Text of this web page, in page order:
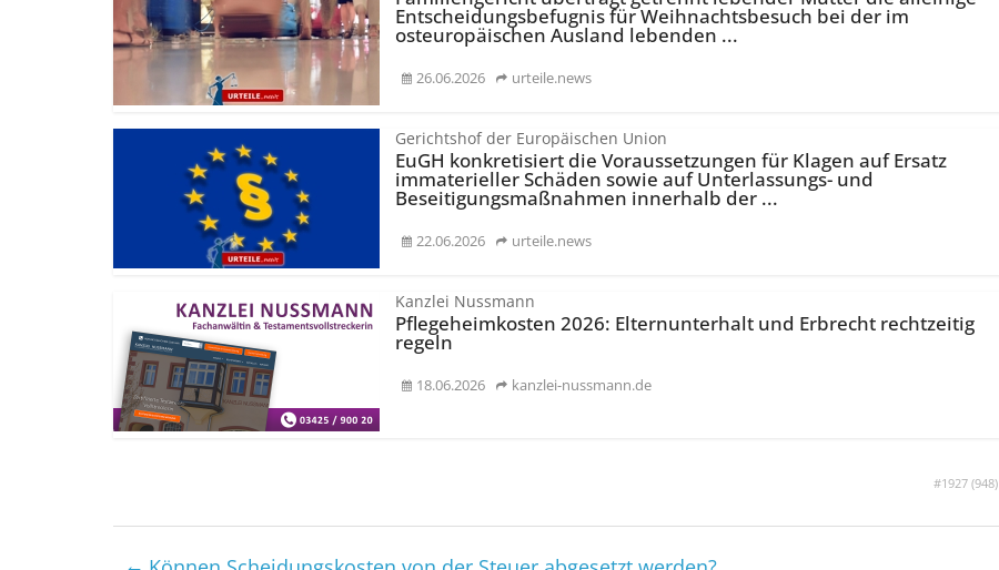
#1927 (948)
Entscheidungs­befugnis für Weihnachtsbesuch bei der im
osteuropäischen Ausland lebenden ...
26.06.2026 urteile.news
Gerichtshof der Europäischen Union
EuGH konkretisiert die Voraussetzungen für Klagen auf Ersatz
immaterieller Schäden sowie auf Unterlassungs- und
Beseitigungs­maßnahmen innerhalb der ...
22.06.2026 urteile.news
Kanzlei Nussmann
Pflegeheimkosten 2026: Elternunterhalt und Erbrecht rechtzeitig
regeln
18.06.2026 kanzlei-nussmann.de
←